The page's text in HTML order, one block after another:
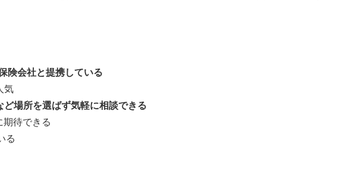
険会社と提携している
気
場所を選ばず気軽に相談できる
待できる
る